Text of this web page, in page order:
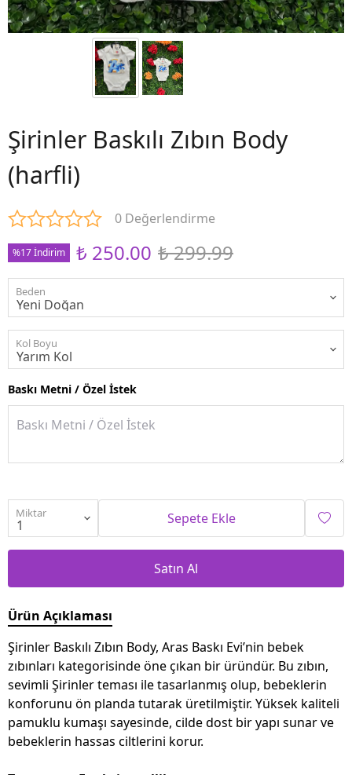
Şirinler Baskılı Zıbın Body
(harfli)
0 Değerlendirme
%17 İndirim ₺ 250.00 ₺ 299.99
Beden
Kol Boyu
Baskı Metni / Özel İstek
Miktar Sepete Ekle
Satın Al
Ürün Açıklaması
Şirinler Baskılı Zıbın Body, Aras Baskı Evi’nin bebek
zıbınları kategorisinde öne çıkan bir üründür. Bu zıbın,
sevimli Şirinler teması ile tasarlanmış olup, bebeklerin
konforunu ön planda tutarak üretilmiştir. Yüksek kaliteli
pamuklu kumaşı sayesinde, cilde dost bir yapı sunar ve
bebeklerin hassas ciltlerini korur.